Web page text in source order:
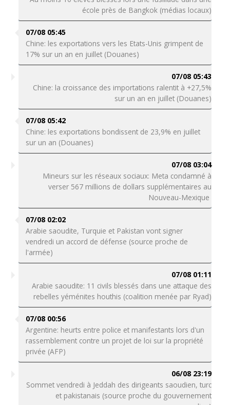
école près de Bangkok (médias locaux)
07/08 05:45
Chine: les exportations vers les Etats-Unis grimpent de
17% sur un an en juillet (Douanes)
07/08 05:43
Chine: la croissance des importations ralentit à +27,5%
sur un an en juillet (Douanes)
07/08 05:42
Chine: les exportations bondissent de 23,9% en juillet
sur un an (Douanes)
07/08 03:04
Mineurs sur les réseaux sociaux: Meta condamné à
verser 567 millions de dollars supplémentaires au
Nouveau-Mexique
07/08 02:02
Arabie saoudite, Turquie et Pakistan vont signer
vendredi un accord de défense (source proche de
l'armée)
07/08 01:11
Arabie saoudite: 11 civils blessés dans une attaque des
rebelles yéménites houthis (coalition menée par Ryad)
07/08 00:56
Argentine: heurts entre police et manifestants lors d'un
rassemblement contre un projet de loi sur la propriété
privée (AFP)
06/08 23:19
Sommet vendredi à Jeddah des dirigeants saoudien, turc
et pakistanais (source proche du gouvernement